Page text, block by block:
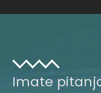
Imate